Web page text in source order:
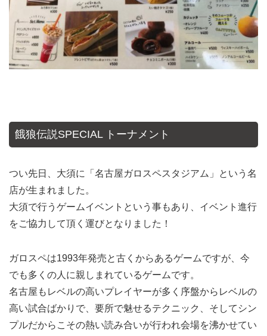
餓狼伝説SPECIAL トーナメント
つい先日、大須に「名古屋ガロスペスタジアム」という名
店が生まれました。
大須で行うゲームイベントという事もあり、イベント進行
をご協力して頂く運びとなりました！
ガロスペは1993年発売と古くからあるゲームですが、今
でも多くの人に親しまれているゲームです。
名古屋もレベルの高いプレイヤーが多く序盤からレベルの
高い試合ばかりで、要所で魅せるテクニック、そしてシン
プルだからこその熱い読み合いが行われ会場を沸かせてい